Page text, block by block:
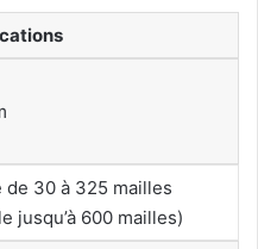
de 30 à 325 mailles
jusqu’à 600 mailles)